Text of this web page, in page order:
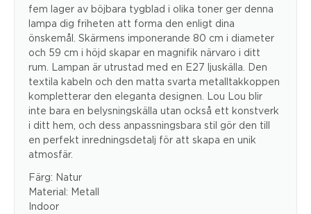
fem lager av böjbara tygblad i olika toner ger denna
lampa dig friheten att forma den enligt dina
önskemål. Skärmens imponerande 80 cm i diameter
och 59 cm i höjd skapar en magnifik närvaro i ditt
rum. Lampan är utrustad med en E27 ljuskälla. Den
textila kabeln och den matta svarta metalltakkoppen
kompletterar den eleganta designen. Lou Lou blir
inte bara en belysningskälla utan också ett konstverk
i ditt hem, och dess anpassningsbara stil gör den till
en perfekt inredningsdetalj för att skapa en unik
atmosfär.
Färg: Natur
Material: Metall
Indoor